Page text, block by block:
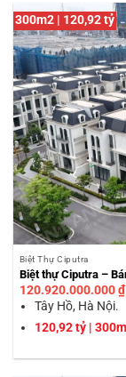
300m2 | 120,92 tỷ
Biệt Thự Ciputra
Biệt thự Ciputra –
120.920.000.000₫
Tây Hồ, Hà Nội.
120,92 tỷ |